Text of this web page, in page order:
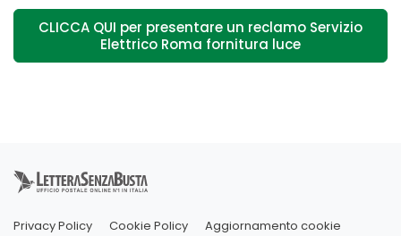
CLICCA QUI per presentare un reclamo Servizio
Elettrico Roma fornitura luce
Privacy Policy Cookie Policy
Aggiornamento cookie